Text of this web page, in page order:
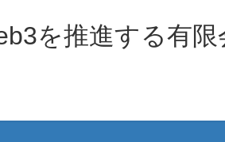
を推進する有